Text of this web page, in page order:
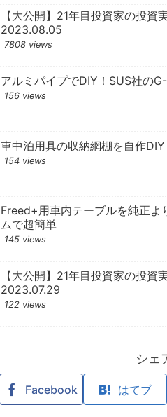
【大公開】21年目投資家の投資
2023.08.05
7808 views
アルミパイプでDIY！SUS社の
156 views
車中泊用具の収納網棚を自作
154 views
Freed+用車内テーブルを純正よ
ムで超簡単
145 views
【大公開】21年目投資家の投資
2023.07.29
122 views
シェ
Facebook はてブ